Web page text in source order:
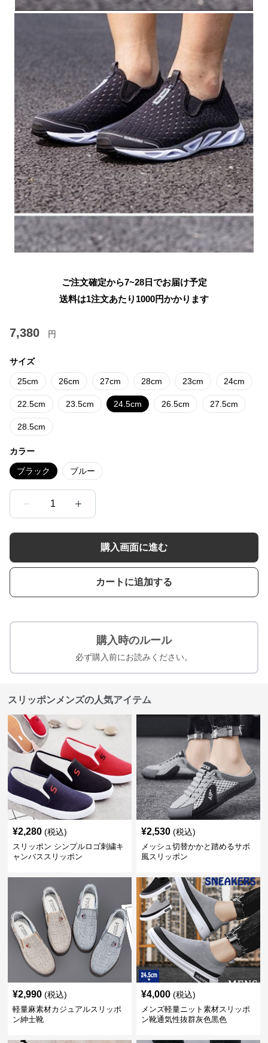
ご注文確定から7~28日でお届け予定
送料は1注文あたり 1000円かかります
7,380 円
サイズ
25cm 26cm 27cm 28cm 23cm 24cm
22.5cm 23.5cm 24.5cm 26.5cm 27.5cm
28.5cm
カラー
ブラック ブルー
1
購入画面に進む
カートに追加する
購入時のルール
必ず購入前にお読みください。
スリッポンメンズの人気アイテム
¥2,280 (税込)
スリッポン シンプルロゴ刺繍キ
ャンバススリッポン
¥2,530 (税込)
メッシュ切替かかと踏めるサボ
風スリッポン
¥2,990 (税込)
軽量麻素材カジュアルスリッポ
ン紳士靴
¥4,000 (税込)
メンズ軽量ニット素材スリッポ
ン靴通気性抜群灰色黒色